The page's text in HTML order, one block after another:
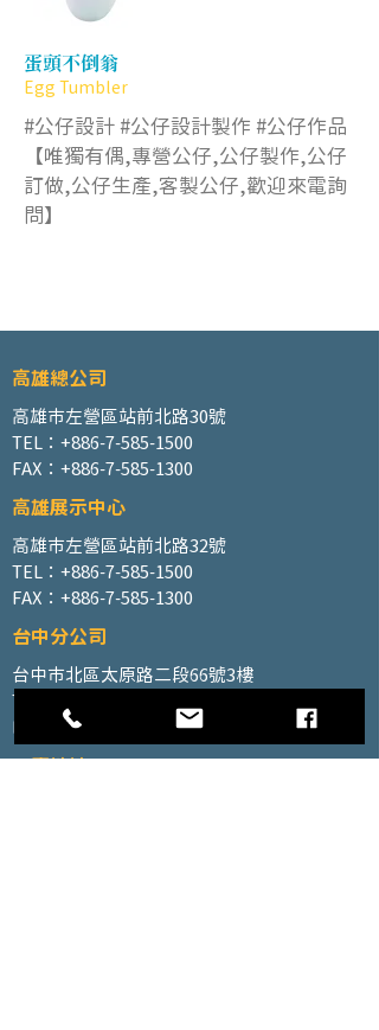
蛋頭不倒翁
Egg Tumbler
#公仔設計 #公仔設計製作 #公仔作品
【唯獨有偶,專營公仔,公仔製作,公仔
訂做,公仔生產,客製公仔,歡迎來電詢
問】
高雄總公司
高雄市左營區站前北路30號
TEL：+886-7-585-1500
FAX：+886-7-585-1300
高雄展示中心
高雄市左營區站前北路32號
TEL：+886-7-585-1500
FAX：+886-7-585-1300
台中分公司
台中市北區太原路二段66號3樓
TEL：+886-4-2202-5660
FAX：+886-4-2206-3527
工廠地址